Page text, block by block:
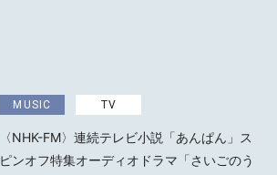
MUSIC TV
〈NHK-FM〉連続テレビ小説「あんぱん」ス
ピンオフ特集オーディオドラマ「さいごのう